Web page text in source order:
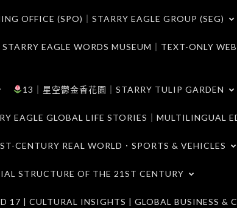
OFFICE (SPO)｜STARRY EAGLE GROUP (SEG)
EAGLE WORDS MUSEUM｜TEXT-ONLY
13｜星空鬱金香花園｜STARRY TULIP GARDEN
EAGLE GLOBAL LIFE STORIES｜MULTILINGUAL
CENTURY REAL WORLD．SPORTS & VEHICLES
STRUCTURE OF THE 21ST CENTURY
17 | CULTURAL INSIGHTS | GLOBAL BUSINESS &